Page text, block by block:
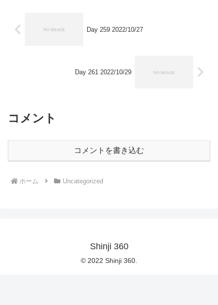
Day 259 2022/10/27
Day 261 2022/10/29
コメント
コメントを書き込む
ホーム Uncategorized
Shinji 360
© 2022 Shinji 360.